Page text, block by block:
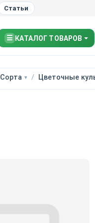
Статьи
☰ КАТАЛОГ ТОВАРОВ
Сорта Цветочные